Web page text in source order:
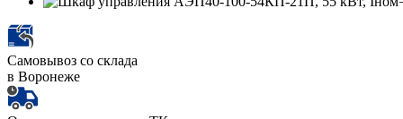
Самовывоз со склада
в Воронеже